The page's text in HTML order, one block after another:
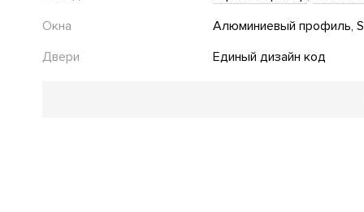
Окна
Алюминиевый профиль
Двери
Единый дизайн код